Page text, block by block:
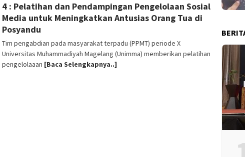
4 : Pelatihan dan Pendampingan Pengelolaan Sosial
Media untuk Meningkatkan Antusias Orang Tua di
Posyandu
Tim pengabdian pada masyarakat terpadu (PPMT) periode X
Universitas Muhammadiyah Magelang (Unimma) memberikan pelatihan
pengelolaaan [Baca Selengkapnya..]